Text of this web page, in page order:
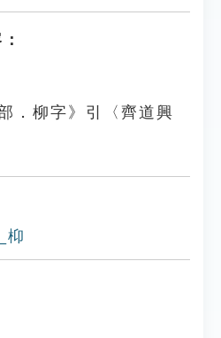
．柳字》引〈齊道興
枊